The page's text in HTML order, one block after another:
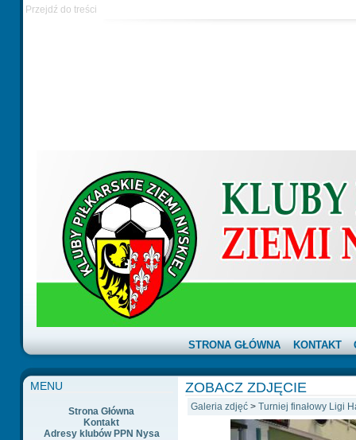
Przejdź do treści
STRONA GŁÓWNA KONTAKT
MENU
Strona Główna
Kontakt
Adresy klubów PPN Nysa
ZOBACZ ZDJĘCIE
Galeria zdjęć> Turniej finałowy Ligi